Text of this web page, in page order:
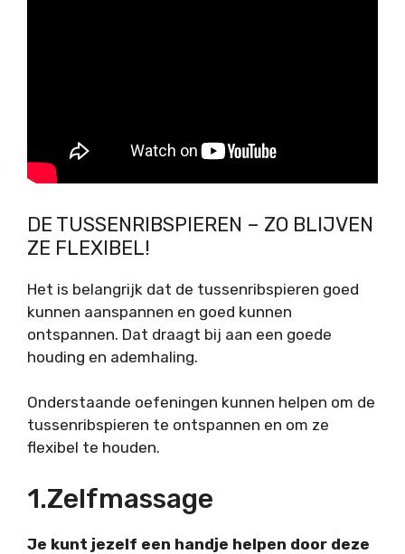
DE TUSSENRIBSPIEREN – ZO BLIJVEN
ZE FLEXIBEL!
Het is belangrijk dat de tussenribspieren goed
kunnen aanspannen en goed kunnen
ontspannen. Dat draagt bij aan een goede
houding en ademhaling.
Onderstaande oefeningen kunnen helpen om de
tussenribspieren te ontspannen en om ze
flexibel te houden.
1.Zelfmassage
Je kunt jezelf een handje helpen door deze